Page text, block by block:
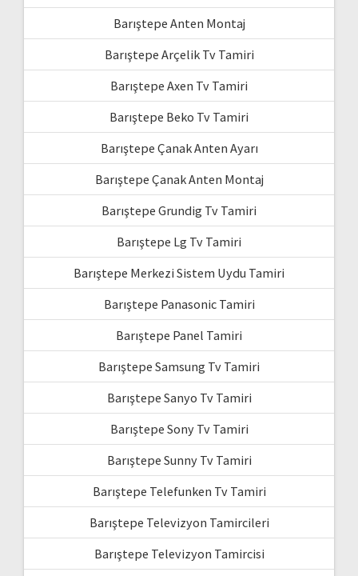
Barıştepe Anten Montaj
Barıştepe Arçelik Tv Tamiri
Barıştepe Axen Tv Tamiri
Barıştepe Beko Tv Tamiri
Barıştepe Çanak Anten Ayarı
Barıştepe Çanak Anten Montaj
Barıştepe Grundig Tv Tamiri
Barıştepe Lg Tv Tamiri
Barıştepe Merkezi Sistem Uydu Tamiri
Barıştepe Panasonic Tamiri
Barıştepe Panel Tamiri
Barıştepe Samsung Tv Tamiri
Barıştepe Sanyo Tv Tamiri
Barıştepe Sony Tv Tamiri
Barıştepe Sunny Tv Tamiri
Barıştepe Telefunken Tv Tamiri
Barıştepe Televizyon Tamircileri
Barıştepe Televizyon Tamircisi